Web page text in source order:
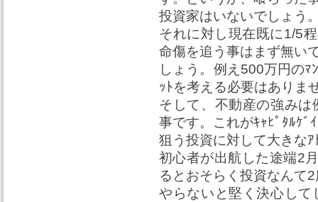
投資家はいないでしょう
それに対し現在既に1/5
命傷を追う事はまず無い
しょう。例え500万円の
ｯﾄを考える必要はありま
そして、不動産の強み
事です。これがｷｬﾋﾟﾀﾙｹﾞ
狙う投資に対して大きなｱ
初心者が出航した途端2
るとおそらく投資なんて
やらないと堅く決心し